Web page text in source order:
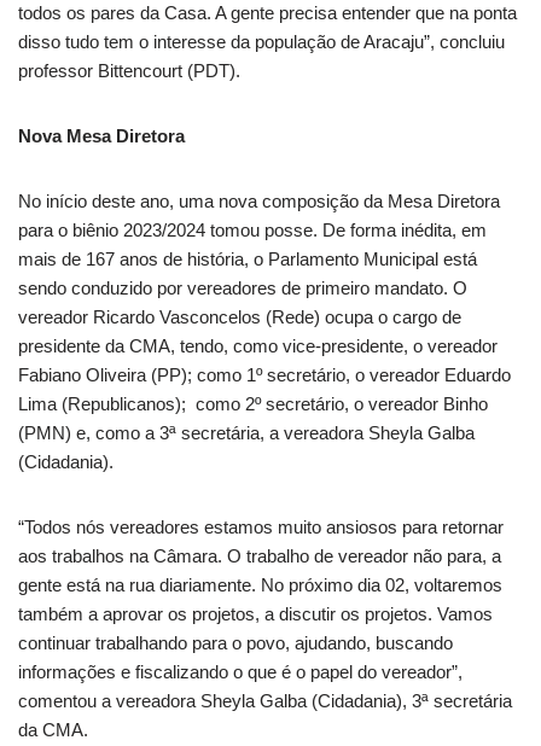
todos os pares da Casa. A gente precisa entender que na ponta
disso tudo tem o interesse da população de Aracaju”, concluiu
professor Bittencourt (PDT).
Nova Mesa Diretora
No início deste ano, uma nova composição da Mesa Diretora
para o biênio 2023/2024 tomou posse. De forma inédita, em
mais de 167 anos de história, o Parlamento Municipal está
sendo conduzido por vereadores de primeiro mandato. O
vereador Ricardo Vasconcelos (Rede) ocupa o cargo de
presidente da CMA, tendo, como vice-presidente, o vereador
Fabiano Oliveira (PP); como 1º secretário, o vereador Eduardo
Lima (Republicanos); como 2º secretário, o vereador Binho
(PMN) e, como a 3ª secretária, a vereadora Sheyla Galba
(Cidadania).
“Todos nós vereadores estamos muito ansiosos para retornar
aos trabalhos na Câmara. O trabalho de vereador não para, a
gente está na rua diariamente. No próximo dia 02, voltaremos
também a aprovar os projetos, a discutir os projetos. Vamos
continuar trabalhando para o povo, ajudando, buscando
informações e fiscalizando o que é o papel do vereador”,
comentou a vereadora Sheyla Galba (Cidadania), 3ª secretária
da CMA.